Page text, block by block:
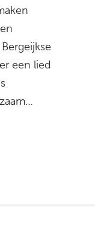
een lied